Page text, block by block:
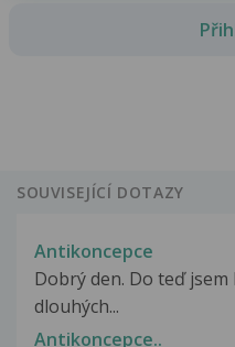
SOUVISEJÍCÍ DOTAZY
Antikoncepce
Dobrý den. Do teď
dlouhých...
Antikoncepce..